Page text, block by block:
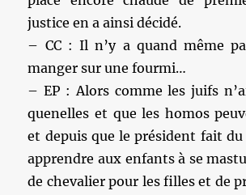
justice en a ainsi décidé.
– CC : Il n’y a quand même
manger sur une fourmi…
– EP : Alors comme les juifs
quenelles et que les homos
et depuis que le président fait
apprendre aux enfants à se
de chevalier pour les filles et de